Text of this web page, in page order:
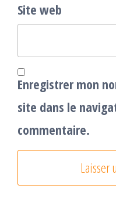
Site web
Enregistrer mon
site dans le
commentaire.